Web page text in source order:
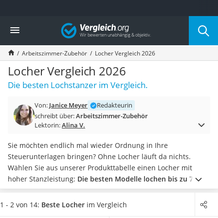
Die beliebtesten Vergleiche nach Kategorie
Wohnen
Matratzen-Topper
Matratzen
Konferenzlautsprecher
Tageslichtlampe
Badlüfter
Bürohocker
Außenleuchte mit Kamera
Akku-Tischlampe
Konferenzmikrofon
Klappmatratze
Duschkopf mit Kalkfilter
Aktenvernichter Sicherheitsstufe 4
Bettgitter
Vergleich
Arbeitszimmer-Zubehör Locher Vergleich 2026
Locher Vergleich 2026
Die besten Lochstanzer im Vergleich.
Von: Janice Meyer
Redakteurin
schreibt über:Arbeitszimmer-Zubehör
Lektorin:Alina V.
Sie möchten endlich mal wieder Ordnung in Ihre
Steuerunterlagen bringen? Ohne Locher läuft da nichts.
Wählen Sie aus unserer Produkttabelle einen Locher mit
hoher Stanzleistung: Die besten Modelle lochen bis zu 70
Blatt auf einmal. Den meisten Anwendern reicht vermutlich
das Lochen von DIN A4-Blättern völlig aus, doch falls Sie
1 - 2 von 14: Beste Locher im Vergleich